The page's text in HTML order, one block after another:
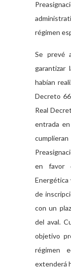
régimen
Se prevé
garantizar
habían
Decreto
Real
entrada
en favor
Energética
de
con un
del aval.
objetivo
régimen
extenderá